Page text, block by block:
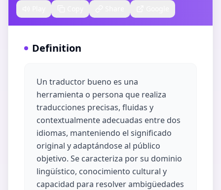
Definition
Un traductor bueno es una
herramienta o persona que realiza
traducciones precisas, fluidas y
contextualmente adecuadas entre dos
idiomas, manteniendo el significado
original y adaptándose al público
objetivo. Se caracteriza por su dominio
lingüístico, conocimiento cultural y
capacidad para resolver ambigüedades